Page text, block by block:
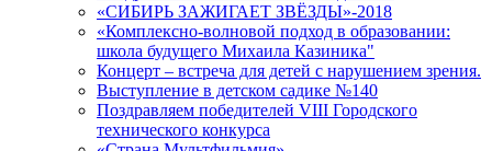
«СИБИРЬ ЗАЖИГАЕТ ЗВЁЗДЫ»-2018
«Комплексно-волновой подход в образовании:
школа будущего Михаила Казиника"
Концерт – встреча для детей с нарушением зрения.
Выступление в детском садике №140
Поздравляем победителей VIII Городского
технического конкурса